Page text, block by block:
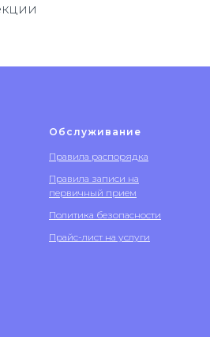
Обслуживание
Правила распорядка
Правила записи на
первичный прием
Политика безопасности
Прайс-лист на услуги